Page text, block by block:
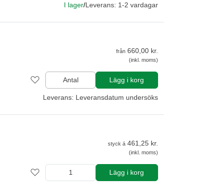
I lager/Leverans: 1-2 vardagar
från 660,00 kr.
(inkl. moms)
Antal Lägg i korg
Leverans: Leveransdatum undersöks
styck á 461,25 kr.
(inkl. moms)
Lägg i korg